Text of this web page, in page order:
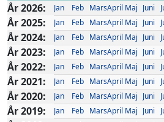
År 2026: Jan Feb MarsApril Maj Juni
År 2025: Jan Feb MarsApril Maj Juni
År 2024: Jan Feb MarsApril Maj Juni
År 2023: Jan Feb MarsApril Maj Juni
År 2022: Jan Feb MarsApril Maj Juni
År 2021: Jan Feb MarsApril Maj Juni
År 2020: Jan Feb MarsApril Maj Juni
År 2019: Jan Feb MarsApril Maj Juni